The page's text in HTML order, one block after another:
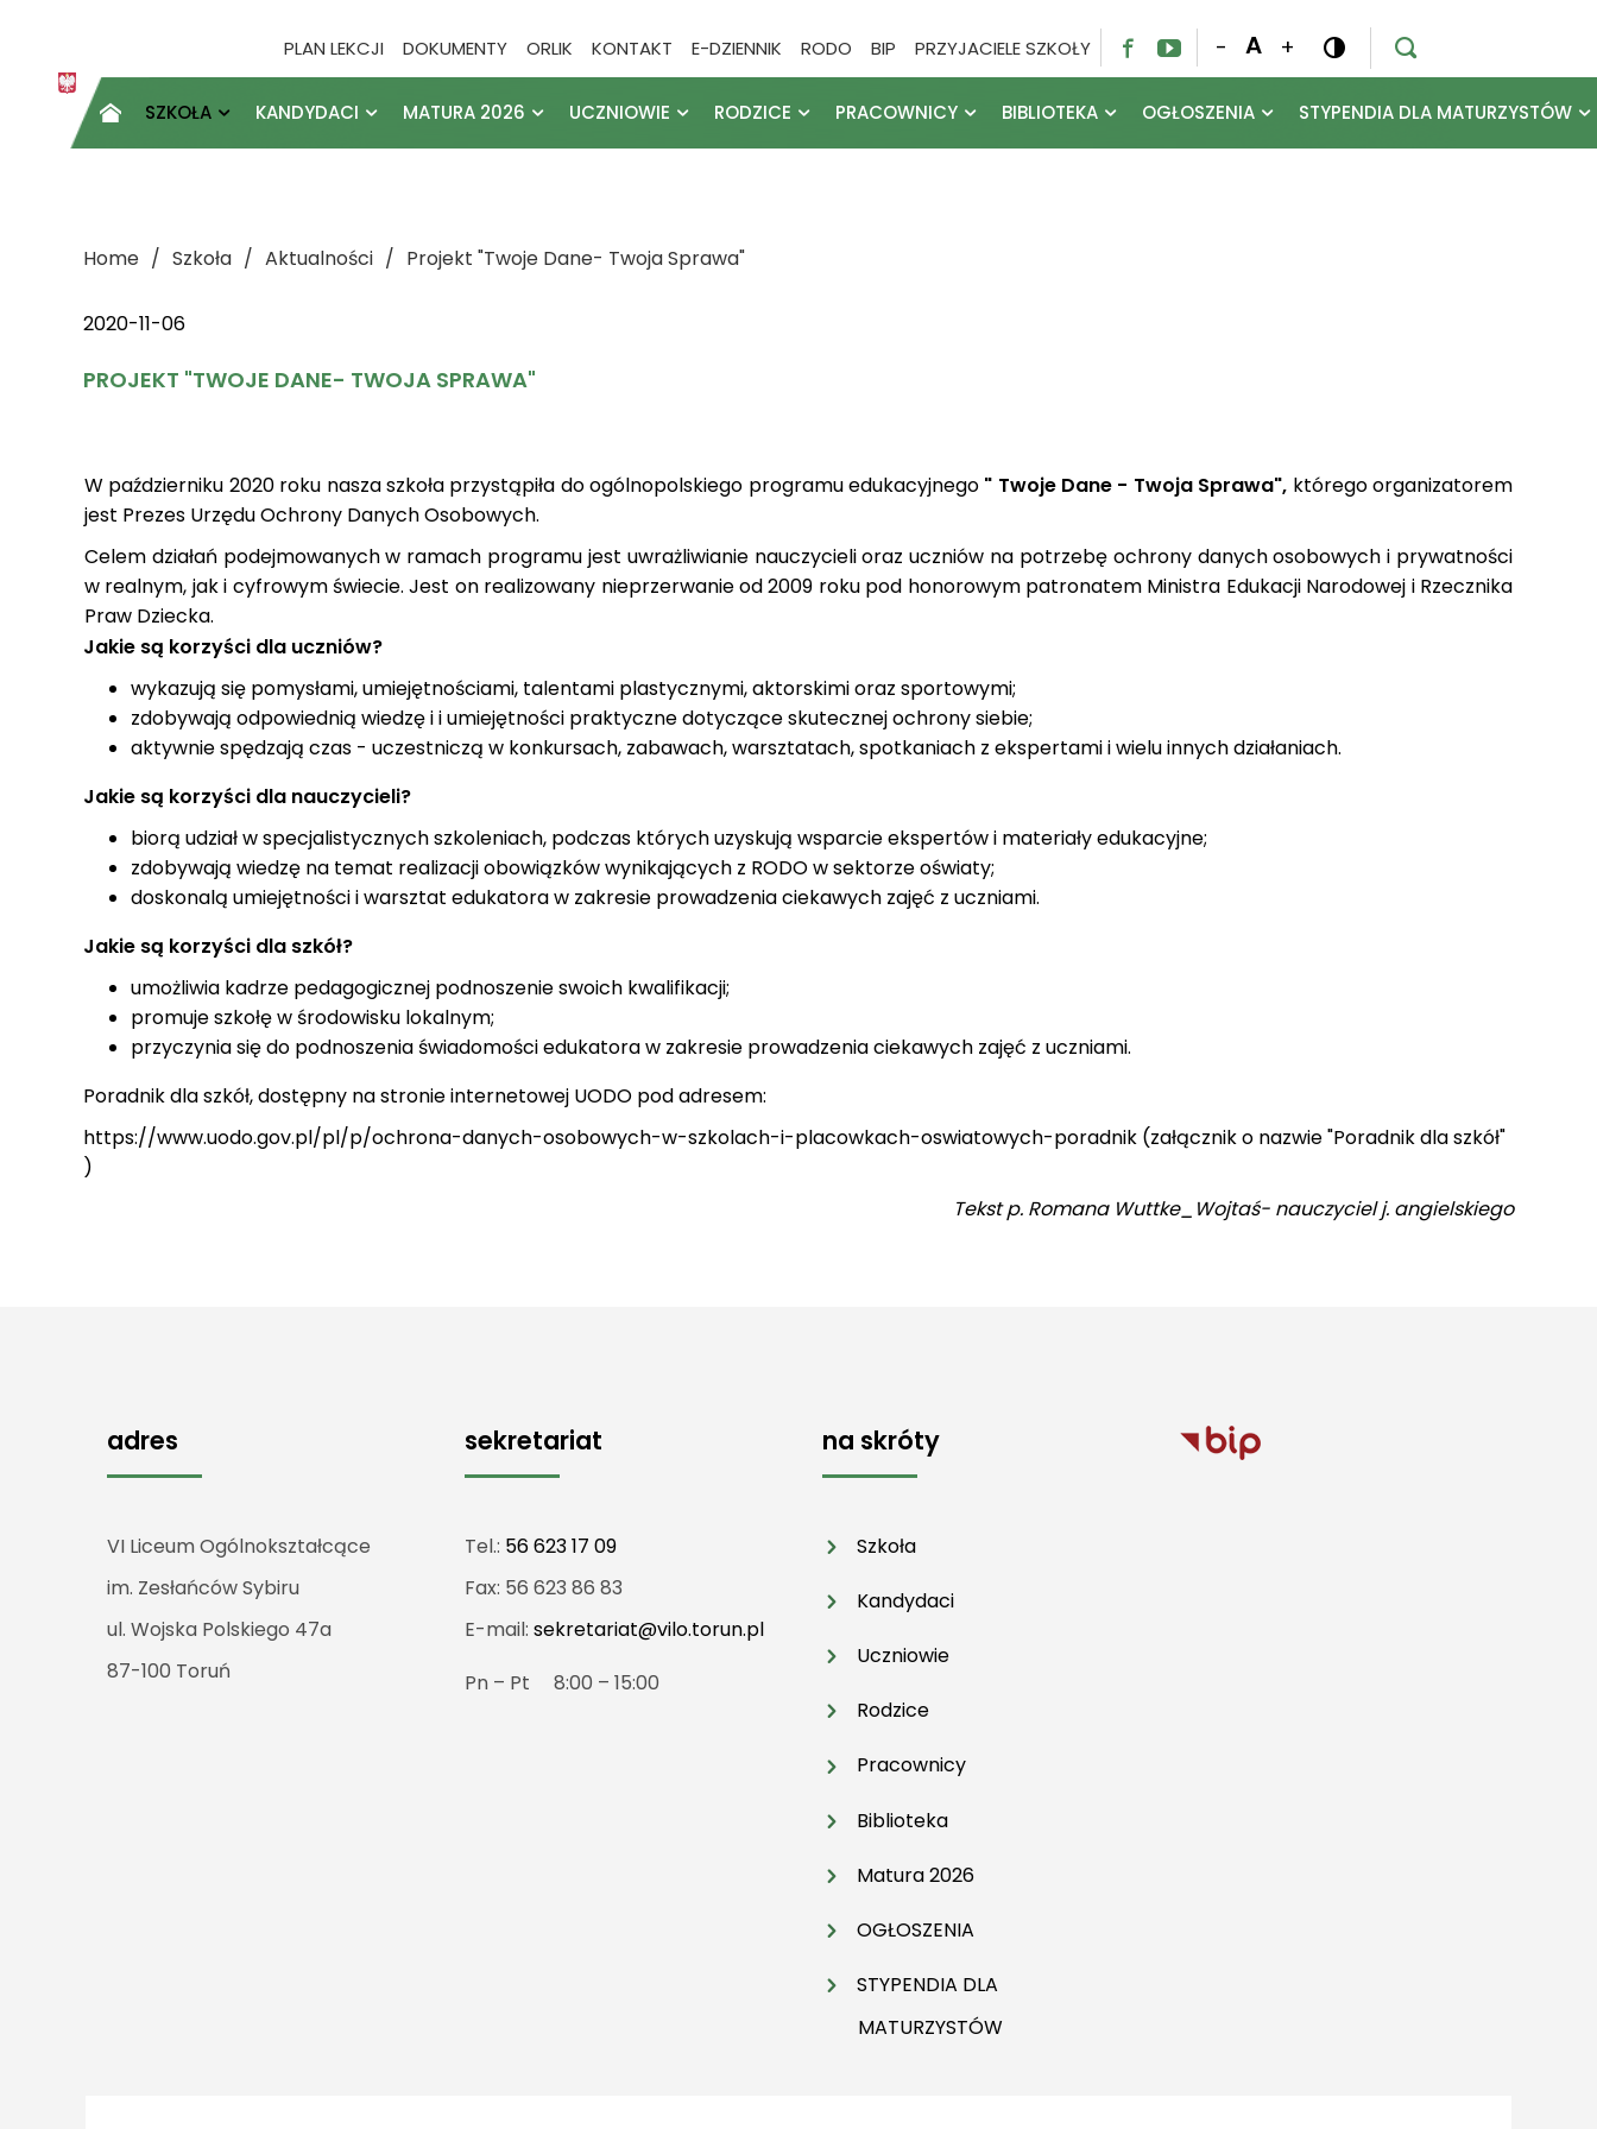
PLAN LEKCJI DOKUMENTY ORLIK KONTAKT E-DZIENNIK RODO BIP PRZYJACIELE SZKOŁY   - A +  
 SZKOŁA KANDYDACI MATURA 2026 UCZNIOWIE RODZICE PRACOWNICY BIBLIOTEKA OGŁOSZENIA STYPENDIA DLA MATURZYSTÓW
Home Szkoła Aktualności Projekt "Twoje Dane- Twoja Sprawa"
2020-11-06
PROJEKT "TWOJE DANE- TWOJA SPRAWA"
W październiku 2020 roku nasza szkoła przystąpiła do ogólnopolskiego programu edukacyjnego " Twoje Dane - Twoja Sprawa", którego organizatorem
jest Prezes Urzędu Ochrony Danych Osobowych.
Celem działań podejmowanych w ramach programu jest uwrażliwianie nauczycieli oraz uczniów na potrzebę ochrony danych osobowych i prywatności
w realnym, jak i cyfrowym świecie. Jest on realizowany nieprzerwanie od 2009 roku pod honorowym patronatem Ministra Edukacji Narodowej i Rzecznika
Praw Dziecka.
Jakie są korzyści dla uczniów?
wykazują się pomysłami, umiejętnościami, talentami plastycznymi, aktorskimi oraz sportowymi;
zdobywają odpowiednią wiedzę i i umiejętności praktyczne dotyczące skutecznej ochrony siebie;
aktywnie spędzają czas - uczestniczą w konkursach, zabawach, warsztatach, spotkaniach z ekspertami i wielu innych działaniach.
Jakie są korzyści dla nauczycieli?
biorą udział w specjalistycznych szkoleniach, podczas których uzyskują wsparcie ekspertów i materiały edukacyjne;
zdobywają wiedzę na temat realizacji obowiązków wynikających z RODO w sektorze oświaty;
doskonalą umiejętności i warsztat edukatora w zakresie prowadzenia ciekawych zajęć z uczniami.
Jakie są korzyści dla szkół?
umożliwia kadrze pedagogicznej podnoszenie swoich kwalifikacji;
promuje szkołę w środowisku lokalnym;
przyczynia się do podnoszenia świadomości edukatora w zakresie prowadzenia ciekawych zajęć z uczniami.
Poradnik dla szkół, dostępny na stronie internetowej UODO pod adresem:
https://www.uodo.gov.pl/pl/p/ochrona-danych-osobowych-w-szkolach-i-placowkach-oswiatowych-poradnik (załącznik o nazwie "Poradnik dla szkół"
)
Tekst p. Romana Wuttke_Wojtaś- nauczyciel j. angielskiego
adres
VI Liceum Ogólnokształcące
im. Zesłańców Sybiru
ul. Wojska Polskiego 47a
87-100 Toruń
sekretariat
Tel.: 56 623 17 09
Fax: 56 623 86 83
E-mail: sekretariat@vilo.torun.pl
Pn – Pt 8:00 – 15:00
na skróty
Szkoła
Kandydaci
Uczniowie
Rodzice
Pracownicy
Biblioteka
Matura 2026
OGŁOSZENIA
STYPENDIA DLA
MATURZYSTÓW